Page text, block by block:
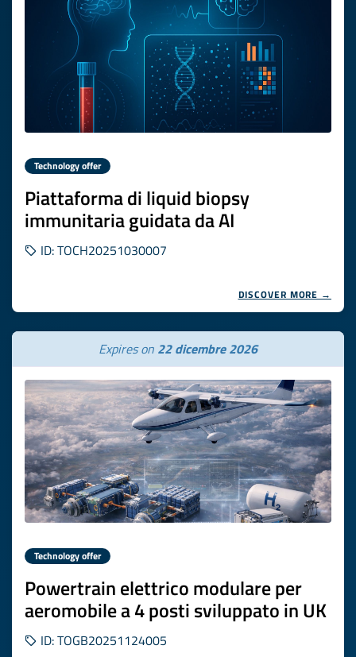
Technology offer
Piattaforma di liquid biopsy
immunitaria guidata da AI
ID: TOCH20251030007
DISCOVER MORE →
Expires on 22 dicembre 2026
Technology offer
Powertrain elettrico modulare per
aeromobile a 4 posti sviluppato in UK
ID: TOGB20251124005